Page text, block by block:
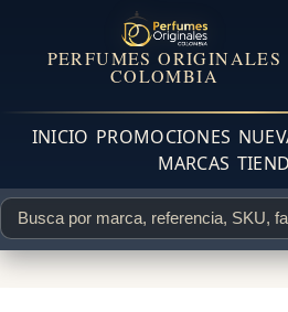
PERFUMES ORIGINALES
COLOMBIA
INICIO PROMOCIONES
MARCAS